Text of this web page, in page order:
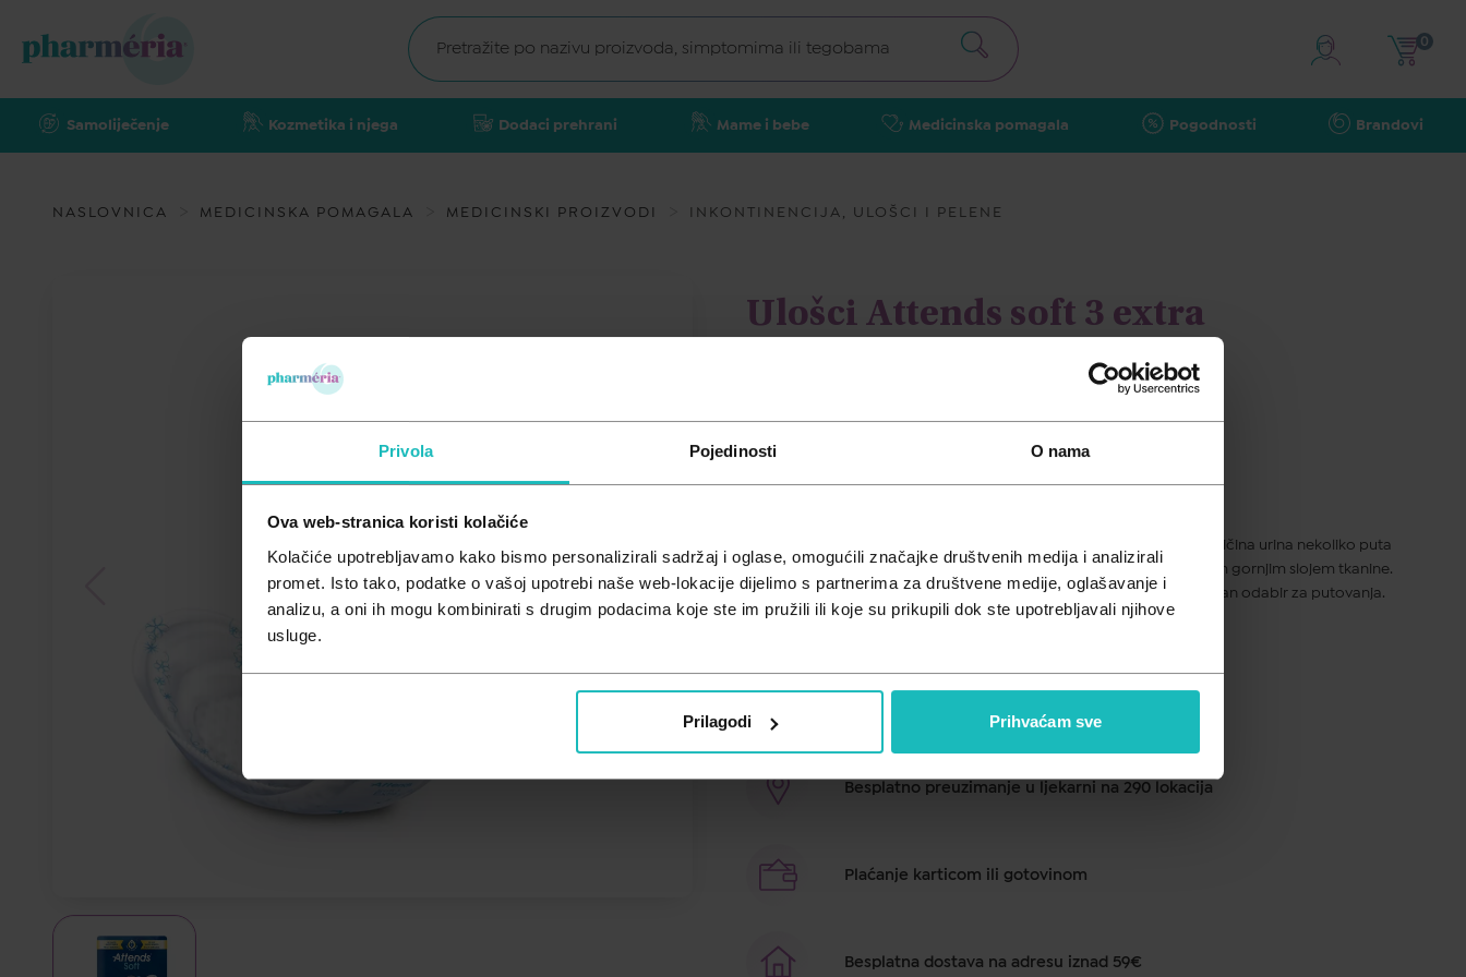
Privola Pojedinosti O nama
Ova web-stranica koristi kolačiće
Kolačiće upotrebljavamo kako bismo personalizirali sadržaj i oglase, omogućili značajke društvenih medija i analizirali
promet. Isto tako, podatke o vašoj upotrebi naše web-lokacije dijelimo s partnerima za društvene medije, oglašavanje i
analizu, a oni ih mogu kombinirati s drugim podacima koje ste im pružili ili koje su prikupili dok ste upotrebljavali njihove
usluge.
Prilagodi Prihvaćam sve
Samoliječenje Kozmetika i njega Dodaci prehrani Mame i bebe Medicinska pomagala Pogodnosti Brandovi
0
NASLOVNICA MEDICINSKA POMAGALA MEDICINSKI PROIZVODI INKONTINENCIJA, ULOŠCI I PELENE
Ulošci Attends soft 3 extra
3,11
Attends Soft 3 Extra anatomski ulošci koriste se za gubitak manjih količina urina nekoliko puta
u toku dana. Attends soft su mekani, ugodni i sigurni ulošci s mekanim gornjim slojem tkanine.
Neprimjetni su prilikom nošenja, štite od neugodnih mirisa te su idealan odabir za putovanja.
Prozračni materijal proizvoda omogućuje koži disanje.
Besplatno preuzimanje u ljekarni na 290 lokacija
Plaćanje karticom ili gotovinom
Besplatna dostava na adresu iznad 59€